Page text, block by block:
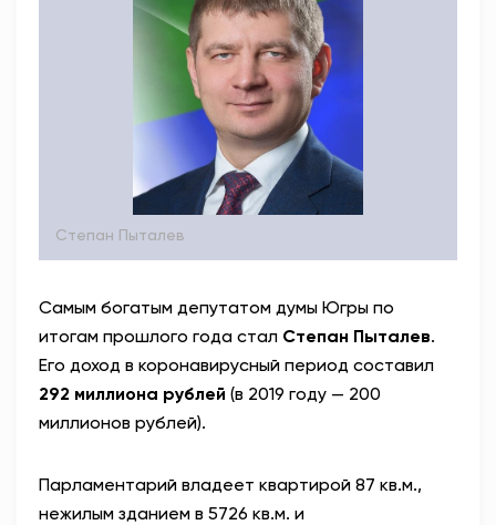
Степан Пыталев
Самым богатым депутатом думы Югры по
итогам прошлого года стал Степан Пыталев.
Его доход в коронавирусный период составил
292 миллиона рублей (в 2019 году — 200
миллионов рублей).
Парламентарий владеет квартирой 87 кв.м.,
нежилым зданием в 5726 кв.м. и